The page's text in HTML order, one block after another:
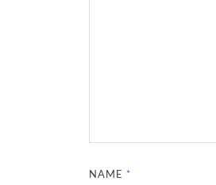
NAME *